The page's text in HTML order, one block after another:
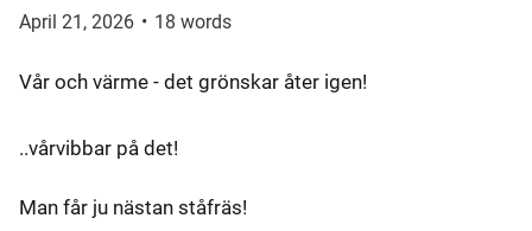
April 21, 2026 • 18 words
Vår och värme - det grönskar åter igen!
..vårvibbar på det!
Man får ju nästan ståfräs!